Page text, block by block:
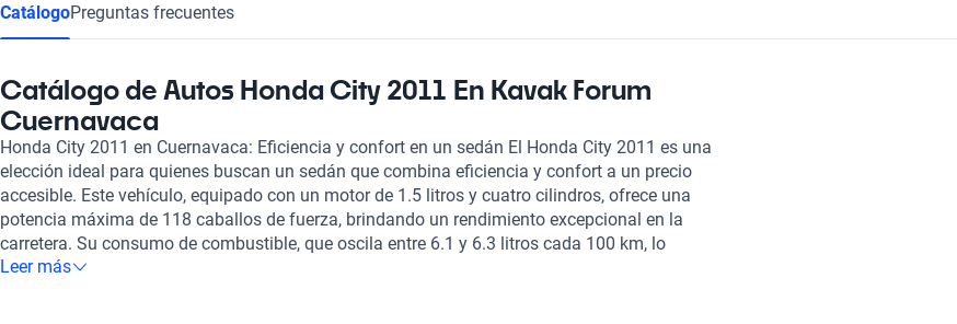
CatálogoPreguntas frecuentes
Catálogo de Autos Honda City 2011 En Kavak Forum
Cuernavaca
Honda City 2011 en Cuernavaca: Eficiencia y confort en un sedán El Honda City 2011 es una
elección ideal para quienes buscan un sedán que combina eficiencia y confort a un precio
accesible. Este vehículo, equipado con un motor de 1.5 litros y cuatro cilindros, ofrece una
potencia máxima de 118 caballos de fuerza, brindando un rendimiento excepcional en la
carretera. Su consumo de combustible, que oscila entre 6.1 y 6.3 litros cada 100 km, lo
convierte en una opción económica, ideal para quienes desean maximizar su presupuesto en
Leer más